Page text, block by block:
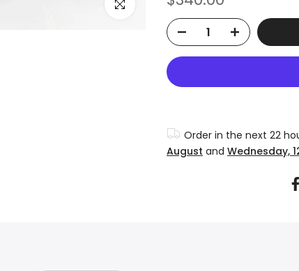
Click to enlarge
Order in the next 22
August and Wednesday,